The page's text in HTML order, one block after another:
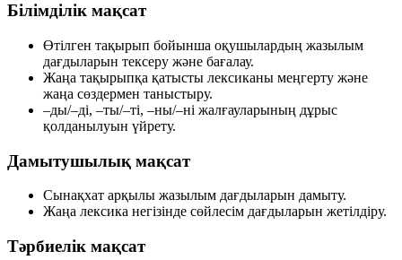
Білімділік мақсат
Өтілген тақырып бойынша оқушылардың жазылым
дағдыларын тексеру және бағалау.
Жаңа тақырыпқа қатысты лексиканы меңгерту және
жаңа сөздермен таныстыру.
–ды/–ді, –ты/–ті, –ны/–ні жалғауларының дұрыс
қолданылуын үйрету.
Дамытушылық мақсат
Сынақхат арқылы жазылым дағдыларын дамыту.
Жаңа лексика негізінде сөйлесім дағдыларын жетілдіру.
Тәрбиелік мақсат